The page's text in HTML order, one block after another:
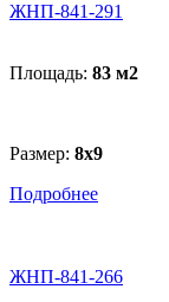
ЖНП-841-291
Площадь: 83 м2
Размер: 8x9
Подробнее
ЖНП-841-266